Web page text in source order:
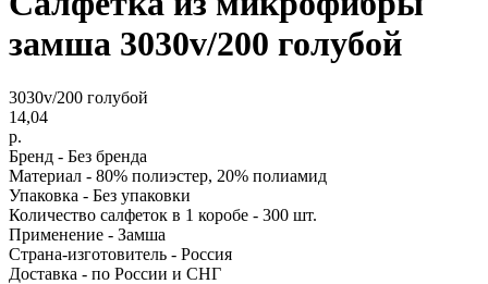
замша 3030v/200 голубой
3030v/200 голубой
14,04
р.
Бренд - Без бренда
Материал - 80% полиэстер, 20% полиамид
Упаковка - Без упаковки
Количество салфеток в 1 коробе - 300 шт.
Применение - Замша
Страна-изготовитель - Россия
Доставка - по России и СНГ